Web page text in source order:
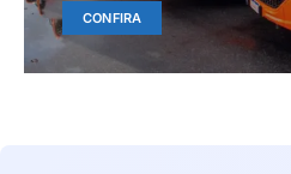
CONFIRA